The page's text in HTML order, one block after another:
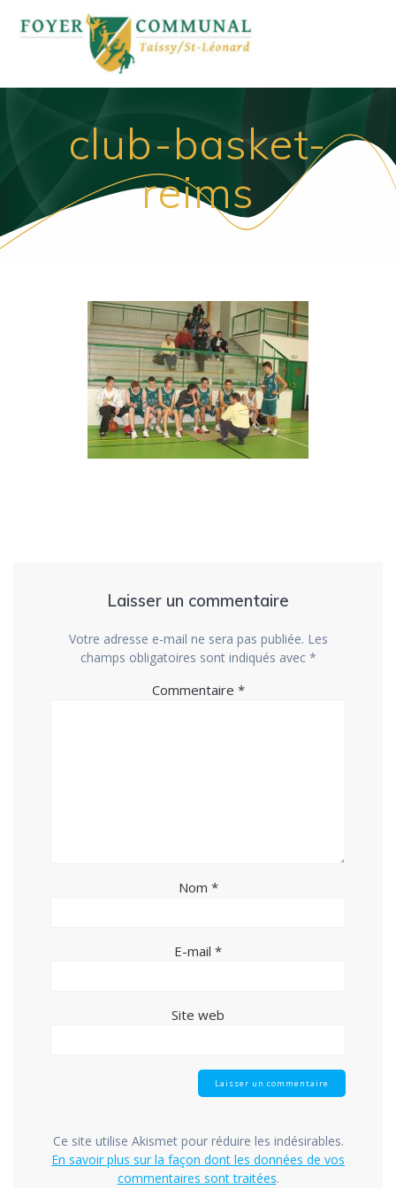
au
contenu
club-basket-
reims
Laisser un commentaire
Votre adresse e-mail ne sera pas publiée. Les
champs obligatoires sont indiqués avec *
Commentaire *
Nom *
E-mail *
Site web
Ce site utilise Akismet pour réduire les indésirables.
En savoir plus sur la façon dont les données de vos
commentaires sont traitées.